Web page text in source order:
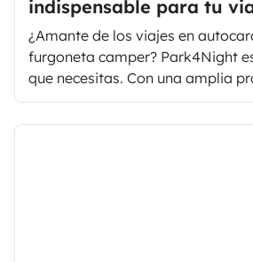
indispensable para tu
autocaravana
¿Amante de los viajes en
furgoneta camper? Park4Night
que necesitas. Con una amplia
lugares recomendados por una
de viajeros, Park4Night hará